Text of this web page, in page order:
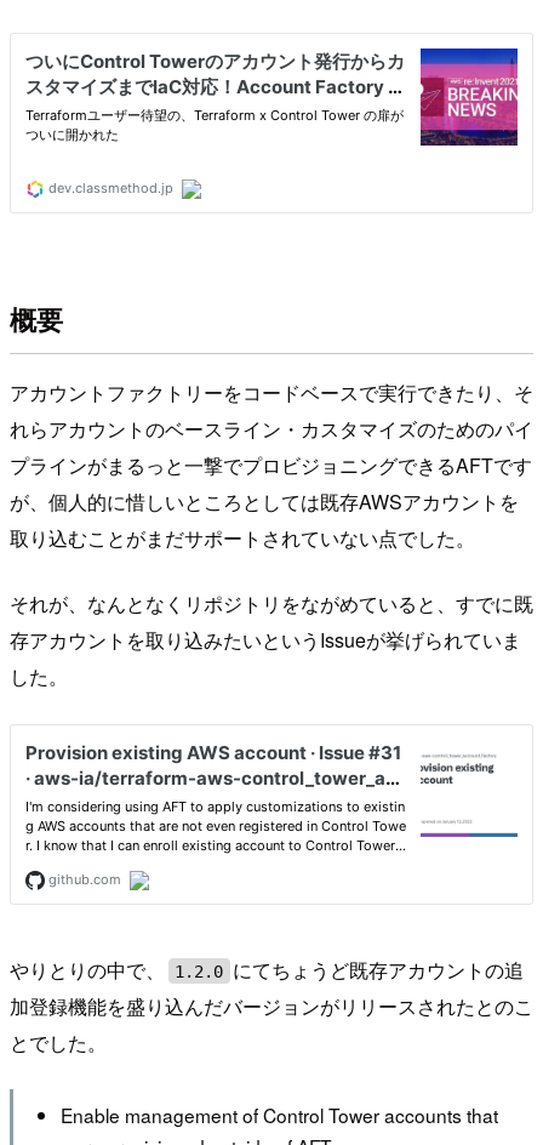
概要
アカウントファクトリーをコードベースで実行できたり、そ
れらアカウントのベースライン・カスタマイズのためのパイ
プラインがまるっと一撃でプロビジョニングできるAFTです
が、個人的に惜しいところとしては既存AWSアカウントを
取り込むことがまだサポートされていない点でした。
それが、なんとなくリポジトリをながめていると、すでに既
存アカウントを取り込みたいというIssueが挙げられていま
した。
やりとりの中で、 1.2.0 にてちょうど既存アカウントの追
加登録機能を盛り込んだバージョンがリリースされたとのこ
とでした。
Enable management of Control Tower accounts that